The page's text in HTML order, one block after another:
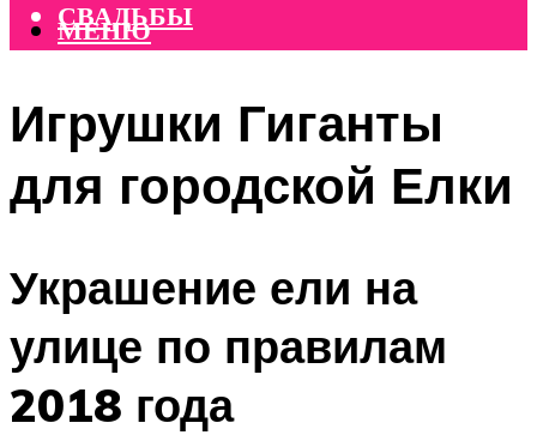
СВАДЬБЫ
МЕНЮ
Игрушки Гиганты
для городской Елки
Украшение ели на
улице по правилам
2018 года